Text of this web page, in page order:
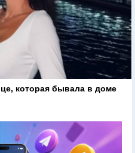
которая бывала в доме